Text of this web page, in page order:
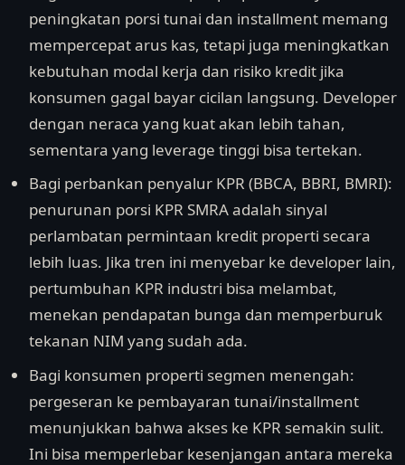
peningkatan porsi tunai dan installment memang
mempercepat arus kas, tetapi juga meningkatkan
kebutuhan modal kerja dan risiko kredit jika
konsumen gagal bayar cicilan langsung. Developer
dengan neraca yang kuat akan lebih tahan,
sementara yang leverage tinggi bisa tertekan.
Bagi perbankan penyalur KPR (BBCA, BBRI, BMRI):
penurunan porsi KPR SMRA adalah sinyal
perlambatan permintaan kredit properti secara
lebih luas. Jika tren ini menyebar ke developer lain,
pertumbuhan KPR industri bisa melambat,
menekan pendapatan bunga dan memperburuk
tekanan NIM yang sudah ada.
Bagi konsumen properti segmen menengah:
pergeseran ke pembayaran tunai/installment
menunjukkan bahwa akses ke KPR semakin sulit.
Ini bisa memperlebar kesenjangan antara mereka